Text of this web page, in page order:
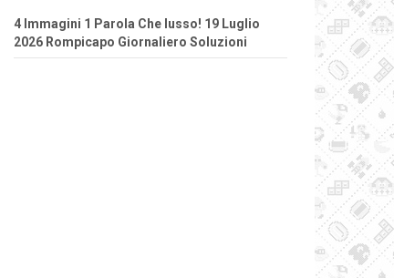
4 Immagini 1 Parola Che lusso! 19 Luglio
2026 Rompicapo Giornaliero Soluzioni